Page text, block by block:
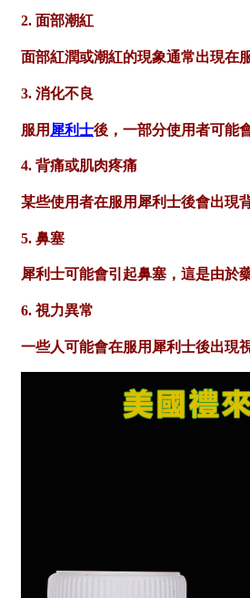
2. 面部潮紅
面部紅潤或潮紅的現象通常出現在
3. 消化不良
服用 犀利士後，一部分使用者可能
4. 背痛或肌肉疼痛
某些使用者在服用犀利士後會出現
5. 鼻塞
犀利士可能會引起鼻塞，這是由於
6. 視力異常
一些人可能會在服用犀利士後出現